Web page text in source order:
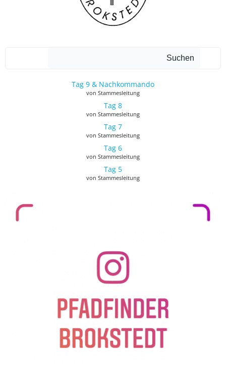
Suchen
Tag 9 & Nachkommando
von Stammesleitung
Tag 8
von Stammesleitung
Tag 7
von Stammesleitung
Tag 6
von Stammesleitung
Tag 5
von Stammesleitung